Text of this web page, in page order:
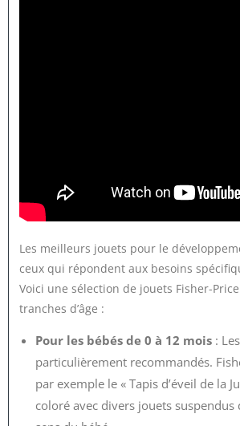
Les meilleurs jouets pour le
ceux qui répondent aux besoins
Voici une sélection de jouets Fisher-
tranches d’âge :
Pour les bébés de 0 à 12 mois:
particulièrement recommandés.
par exemple le « Tapis d’éveil de la
coloré avec divers jouets